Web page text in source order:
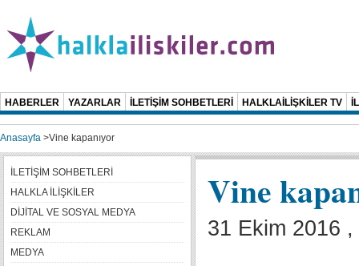
HABERLER YAZARLAR İLETİŞİM SOHBETLERİ HALKLAİLİŞKİLER TV
Anasayfa >Vine kapanıyor
Vine
31 Ekim 2016
İLETİŞİM SOHBETLERİ
HALKLA İLİŞKİLER
DİJİTAL VE SOSYAL MEDYA
REKLAM
MEDYA